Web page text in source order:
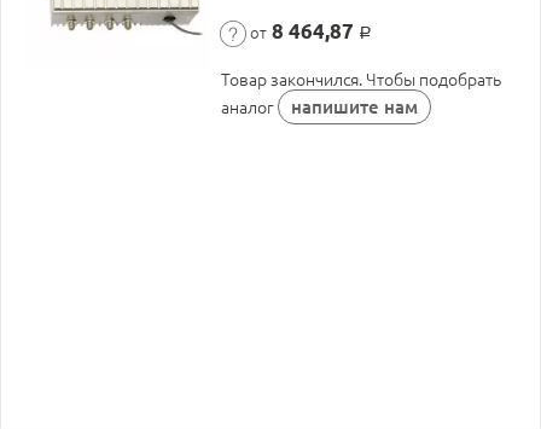
от 8 464,87 Р
Товар закончился. Чтобы подобрать
аналог
напишите нам